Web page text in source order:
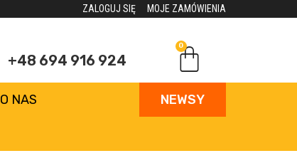
ZALOGUJ SIĘ MOJE ZAMÓWIENIA
+48 694 916 924
0
O NAS NEWSY